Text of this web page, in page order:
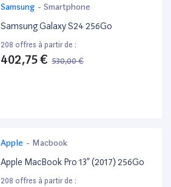
Samsung - Smartphone
Samsung Galaxy S24 256Go
208 offres à partir de :
402,75 € 530,00 €
Apple - Macbook
Apple MacBook Pro 13” (2017) 256Go
208 offres à partir de :